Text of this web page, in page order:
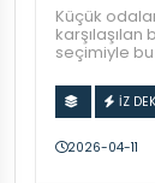
Küçük
seçimiyle
İZ
2026-04-11